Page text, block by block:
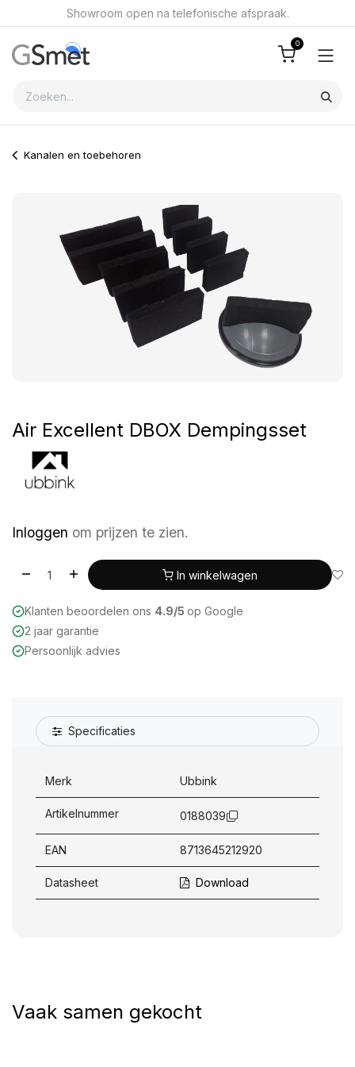
Overslaan naar inhoudShowroom open na telefonische afspraak.
0
Kanalen en toebehoren
Air Excellent DBOX Dempingsset
Inloggen om prijzen te zien.
In winkelwagen
Klanten beoordelen ons 4.9/5 op Google
2 jaar garantie
Persoonlijk advies
Specificaties
Merk Ubbink
Artikelnummer 0188039
EAN 8713645212920
Datasheet Download
Vaak samen gekocht